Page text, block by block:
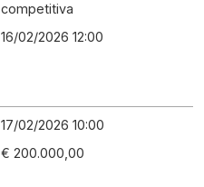
competitiva
16/02/2026 12:00
17/02/2026 10:00
€ 200.000,00